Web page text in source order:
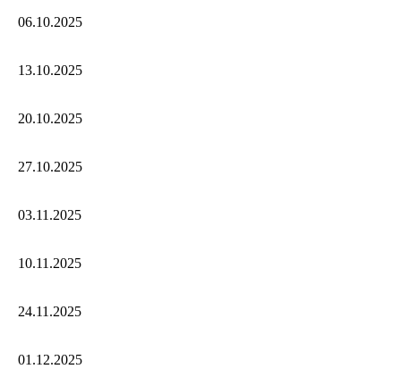
06.10.2025
13.10.2025
20.10.2025
27.10.2025
03.11.2025
10.11.2025
24.11.2025
01.12.2025